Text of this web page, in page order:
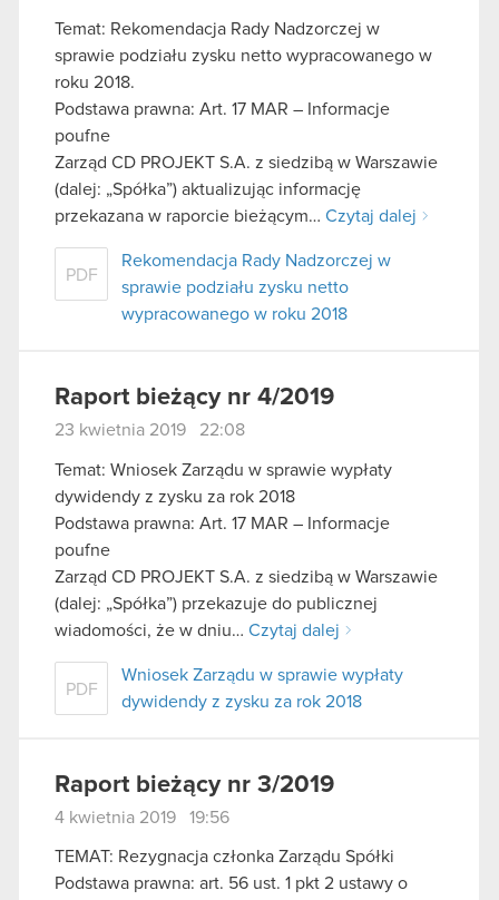
Temat: Rekomendacja Rady Nadzorczej w
sprawie podziału zysku netto wypracowanego w
roku 2018.
Podstawa prawna: Art. 17 MAR – Informacje
poufne
Zarząd CD PROJEKT S.A. z siedzibą w Warszawie
(dalej: „Spółka”) aktualizując informację
przekazana w raporcie bieżącym… Czytaj dalej
PDF
Rekomendacja Rady Nadzorczej w
sprawie podziału zysku netto
wypracowanego w roku 2018
Raport bieżący nr 4/2019
23 kwietnia 2019 22:08
Temat: Wniosek Zarządu w sprawie wypłaty
dywidendy z zysku za rok 2018
Podstawa prawna: Art. 17 MAR – Informacje
poufne
Zarząd CD PROJEKT S.A. z siedzibą w Warszawie
(dalej: „Spółka”) przekazuje do publicznej
wiadomości, że w dniu… Czytaj dalej
PDF
Wniosek Zarządu w sprawie wypłaty
dywidendy z zysku za rok 2018
Raport bieżący nr 3/2019
4 kwietnia 2019 19:56
TEMAT: Rezygnacja członka Zarządu Spółki
Podstawa prawna: art. 56 ust. 1 pkt 2 ustawy o